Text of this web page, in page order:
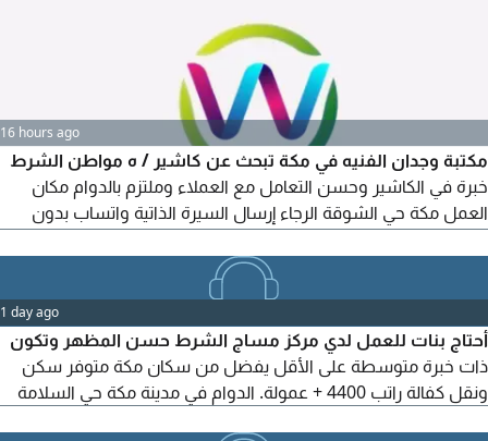
16 hours ago
مكتبة وجدان الفنيه في مكة تبحث عن كاشير / ه مواطن الشرط
خبرة في الكاشير وحسن التعامل مع العملاء وملتزم بالدوام مكان
العمل مكة حي الشوقة الرجاء إرسال السيرة الذاتية واتساب بدون
1 day ago
أحتاج بنات للعمل لدي مركز مساج الشرط حسن المظهر وتكون
ذات خبرة متوسطة على الأقل يفضل من سكان مكة متوفر سكن
ونقل كفالة راتب 4400 + عمولة. الدوام في مدينة مكة حي السلامة